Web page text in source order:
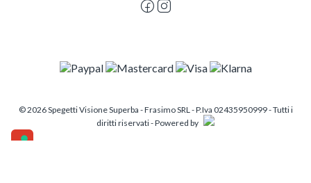
© 2026 Spegetti Visione Superba - Frasimo SRL - P.Iva 02435950999 - Tutti i
diritti riservati - Powered by